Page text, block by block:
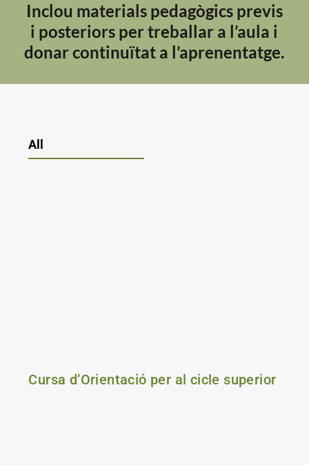
Inclou materials pedagògics previs
i posteriors per treballar a l’aula i
donar continuïtat a l’aprenentatge.
All
Cursa d’Orientació per al cicle superior